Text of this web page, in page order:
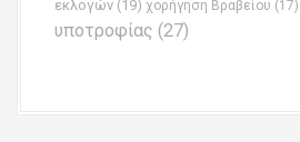
εκλογών (19) χορήγηση Βραβείου (17)
υποτροφίας (27)